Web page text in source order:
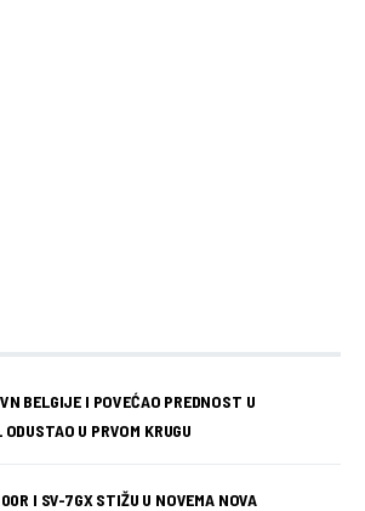
BELGIJE I POVEĆAO PREDNOST U
U PRVOM KRUGU
I SV-7GX STIŽU U NOVEMA NOVA